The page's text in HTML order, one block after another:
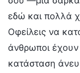
εδώ και πολλά
Οφείλεις να
άνθρωποι
κατάσταση